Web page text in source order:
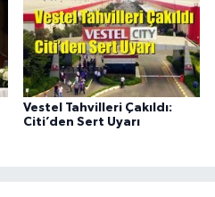
Vestel Tahvilleri Çakıldı:
Citi’den Sert Uyarı